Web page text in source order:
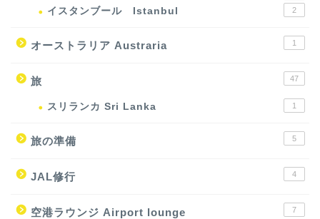
イスタンブール Istanbul 2
オーストラリア Austraria 1
旅 47
スリランカ Sri Lanka 1
旅の準備 5
JAL修行 4
空港ラウンジ Airport lounge 7